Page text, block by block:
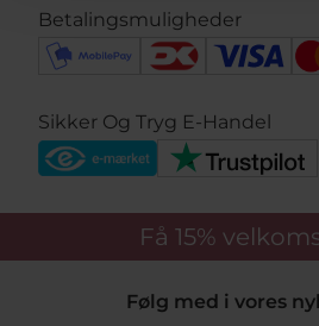
Betalingsmuligheder
Sikker Og Tryg E-Handel
Få 15%
Følg med i vores